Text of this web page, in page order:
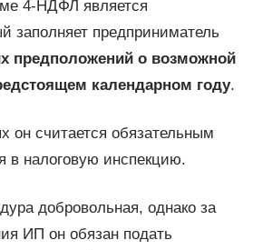
4-НДФЛ является
заполняет предприниматель
предположений о возможной
календарном году.
он считается обязательным
в налоговую инспекцию.
добровольная, однако за
ИП он обязан подать